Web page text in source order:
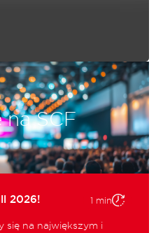
SCF
1 min
2026!
się na największym i